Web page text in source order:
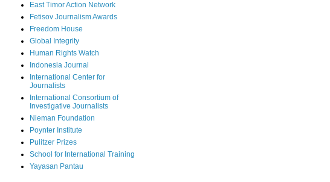
East Timor Action Network
Fetisov Journalism Awards
Freedom House
Global Integrity
Human Rights Watch
Indonesia Journal
International Center for
Journalists
International Consortium of
Investigative Journalists
Nieman Foundation
Poynter Institute
Pulitzer Prizes
School for International Training
Yayasan Pantau